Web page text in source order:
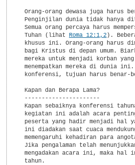
Orang-orang dewasa juga harus
Penginjilan dunia tidak hanya
Semua orang percaya harus
  Tuhan (lihat
Roma 12:1,2).
khusus ini. Orang-orang harus
bagi Kristus di depan umum.
mereka untuk menjadi korban
menempatkan mereka di dunia
konferensi, tujuan harus benar-
  Kapan dan Berapa Lama?
  ----------------------
Kapan sebaiknya konferensi
kegiatan ini adalah acara
peserta yang hadir menjadi hal
ini diadakan saat cuaca
memengaruhi kehadiran para
Jika pengalaman telah
mengadakan acara ini, maka hal
  tahun.